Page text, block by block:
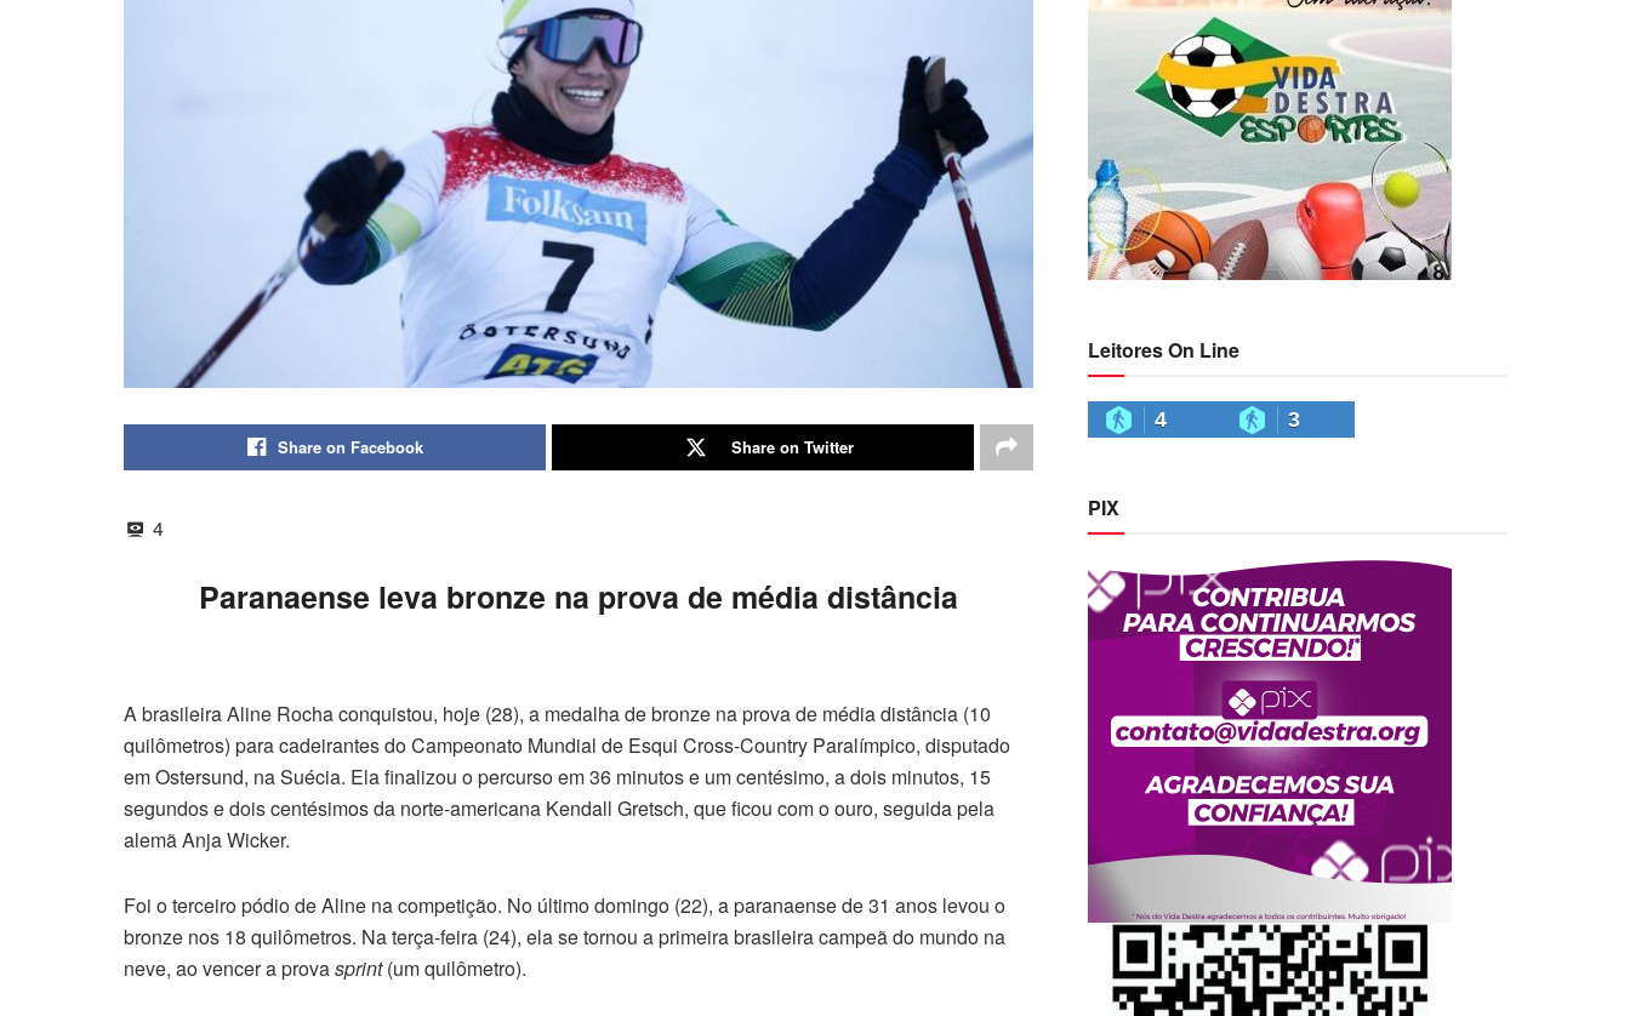
Share on Facebook Share on Twitter
4
Paranaense leva bronze na prova de média distância
A brasileira Aline Rocha conquistou, hoje (28), a medalha de bronze na prova de média distância (10
quilômetros) para cadeirantes do Campeonato Mundial de Esqui Cross-Country Paralímpico, disputado
em Ostersund, na Suécia. Ela finalizou o percurso em 36 minutos e um centésimo, a dois minutos, 15
segundos e dois centésimos da norte-americana Kendall Gretsch, que ficou com o ouro, seguida pela
alemã Anja Wicker.
Foi o terceiro pódio de Aline na competição. No último domingo (22), a paranaense de 31 anos levou o
bronze nos 18 quilômetros. Na terça-feira (24), ela se tornou a primeira brasileira campeã do mundo na
neve, ao vencer a provasprint(um quilômetro).
Leitores On Line
4 3
PIX